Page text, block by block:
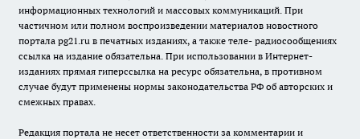
информационных технологий и массовых коммуникаций. При
частичном или полном воспроизведении материалов новостного
портала pg21.ru в печатных изданиях, а также теле- радиосообщениях
ссылка на издание обязательна. При использовании в Интернет-
изданиях прямая гиперссылка на ресурс обязательна, в противном
случае будут применены нормы законодательства РФ об авторских и
смежных правах.
Редакция портала не несет ответственности за комментарии и